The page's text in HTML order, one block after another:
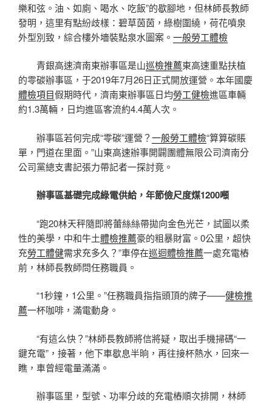
樂和弦。油、如廁、喝水、吃飯”的歇腳地，但林師長教師
發明，這里有點紛歧樣：碧草茵茵，綠樹圍繞，荷花噴泉
外型別致，綜合樓外墻裝點泉水圖案。 一般勞工體檢
青銀高速濟南東辦事區是山巡檢推薦東高速重點扶植
的零碳辦事區，于2019年7月26日正式開放運營。本年國慶
體檢項目假期時代，濟南東辦事區日均勞工健檢進區車輛
約1.3萬輛，日均進區客流約4.4萬人次。
辦事區若何完成“零碳”運營？一般勞工體檢“算算碳賬
單，門道在里面。”山東高速辦事開闢團體無限公司濟南分
公司黨總支書記張力帶記者一探討竟。
辦事區基礎完成綠電供給，年節儉尺度煤1200噸
“跑20林天秤隨即將蕾絲絲帶拋向金色光芒，試圖以柔
性的美學，中和牛土體檢推薦豪的粗暴財富。0公里，超快
充勞工體健需求充多久？”車停在巡迴體檢推薦一處充電樁
前，林師長教師問任務職員。
“1秒鐘，1公里。”任務職員指指頭頂的牌子——健檢推
薦一杯咖啡，滿電動身。
“有這么快？”林師長教師將信將疑，取出手機掃碼“一
鍵充電”，接著，他下車歇息半晌，再往接杯熱水，回來一
瞧，車曾經電量滿滿。
辦事區里，型號、功率分歧的充電樁順次排開，林師